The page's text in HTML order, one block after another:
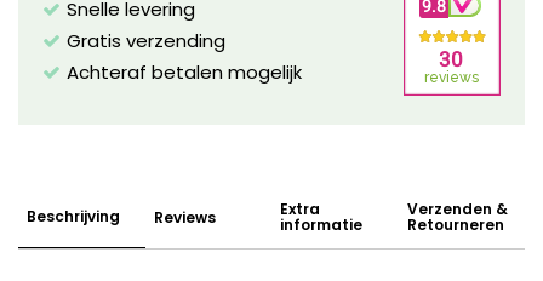
Snelle levering
Gratis verzending
Achteraf betalen mogelijk
Beschrijving Reviews Extra
informatie
Verzenden &
Retourneren